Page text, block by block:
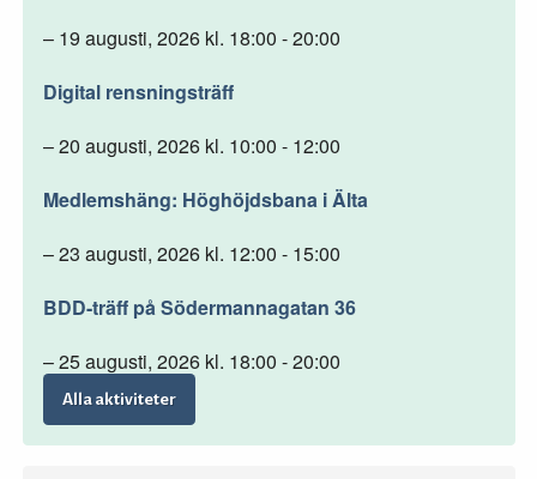
– 19 augusti, 2026 kl. 18:00 - 20:00
Digital rensningsträff
– 20 augusti, 2026 kl. 10:00 - 12:00
Medlemshäng: Höghöjdsbana i Älta
– 23 augusti, 2026 kl. 12:00 - 15:00
BDD-träff på Södermannagatan 36
– 25 augusti, 2026 kl. 18:00 - 20:00
Alla aktiviteter